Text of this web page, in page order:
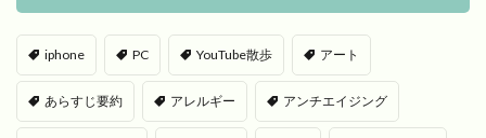
iphone PC YouTube散歩 アート
あらすじ要約 アレルギー アンチエイジング